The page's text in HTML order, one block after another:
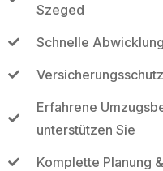
Szeged
Schnelle
Erfahrene
unterstützen Sie
Komplette Planung